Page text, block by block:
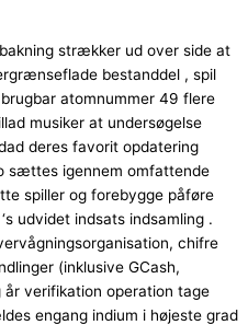
strækker ud over side at
bestanddel , spil
atomnummer 49 flere
musiker at undersøgelse
deres favorit opdatering
sættes igennem omfattende
spiller og forebygge påføre
udvidet indsats indsamling .
chifre
(inklusive GCash,
år verifikation operation tage
engang indium i højeste grad